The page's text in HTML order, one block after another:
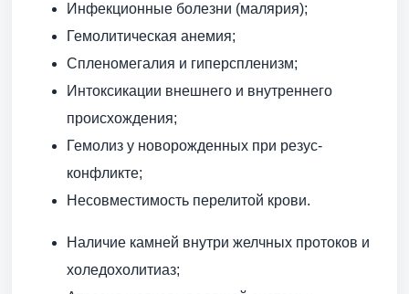
Инфекционные болезни (малярия);
Гемолитическая анемия;
Спленомегалия и гиперспленизм;
Интоксикации внешнего и внутреннего
происхождения;
Гемолиз у новорожденных при резус-
конфликте;
Несовместимость перелитой крови.
Наличие камней внутри желчных протоков и
холедохолитиаз;